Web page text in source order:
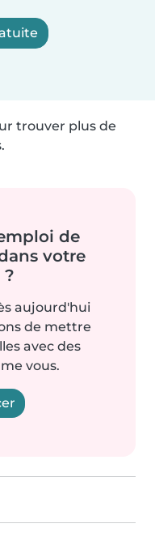
trouver plus de
de
votre
aujourd'hui
de mettre
avec des
vous.